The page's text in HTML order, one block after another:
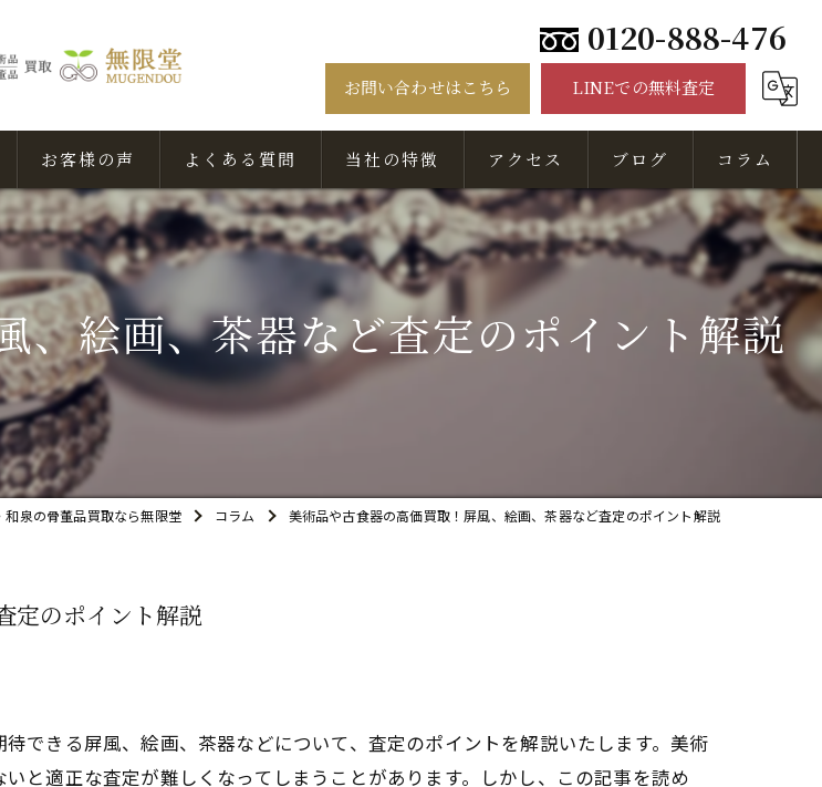
0120-888-476
お問い合わせはこちら LINEでの無料査定
お客様の声 よくある質問 当社の特徴
骨董品
美術品
出張
無料相談
アクセス ブログ コラム
、絵画、茶器など査定のポイント解説
和泉の骨董品買取なら無限堂 コラム 美術品や古食器の高価買取！屏風、絵画、茶器など査定のポイント解説
定のポイント解説
できる屏風、絵画、茶器などについて、査定のポイントを解説いたします。美術
と適正な査定が難しくなってしまうことがあります。しかし、この記事を読め